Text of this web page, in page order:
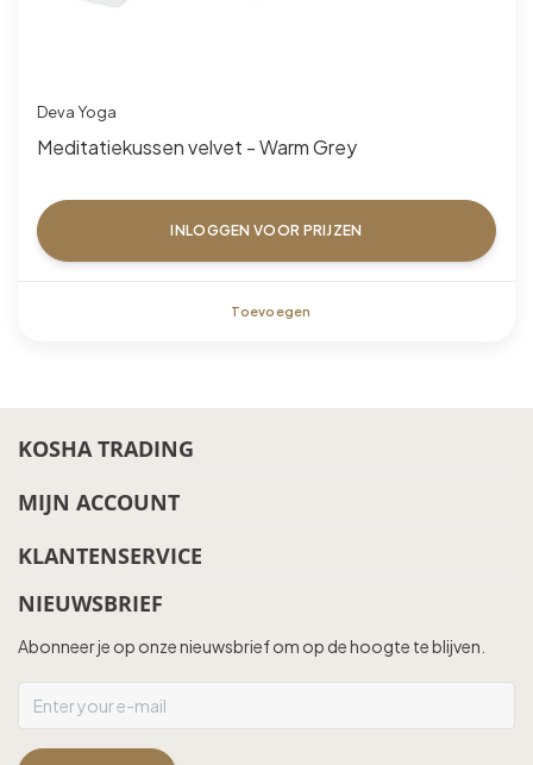
Deva Yoga
Meditatiekussen velvet - Warm Grey
INLOGGEN VOOR PRIJZEN
Toevoegen
KOSHA TRADING
MIJN ACCOUNT
KLANTENSERVICE
NIEUWSBRIEF
Abonneer je op onze nieuwsbrief om op de hoogte te blijven.